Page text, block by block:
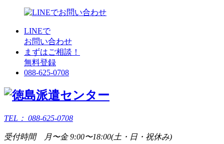
LINEで
お問い合わせ
まずはご相談！
無料登録
088-625-0708
TEL： 088-625-0708
受付時間 月〜金 9:00〜18:00(土・日・祝休み)